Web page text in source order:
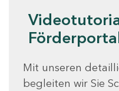
Mit unseren
begleiten wir Sie